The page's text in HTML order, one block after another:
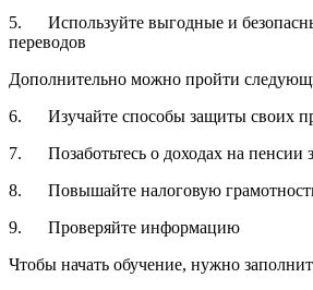
5. Используйте выгодные и
переводов
Дополнительно можно пройти
6. Изучайте способы защиты своих
7. Позаботьтесь о доходах на пенсии
8. Повышайте налоговую
9. Проверяйте информацию
Чтобы начать обучение, нужно